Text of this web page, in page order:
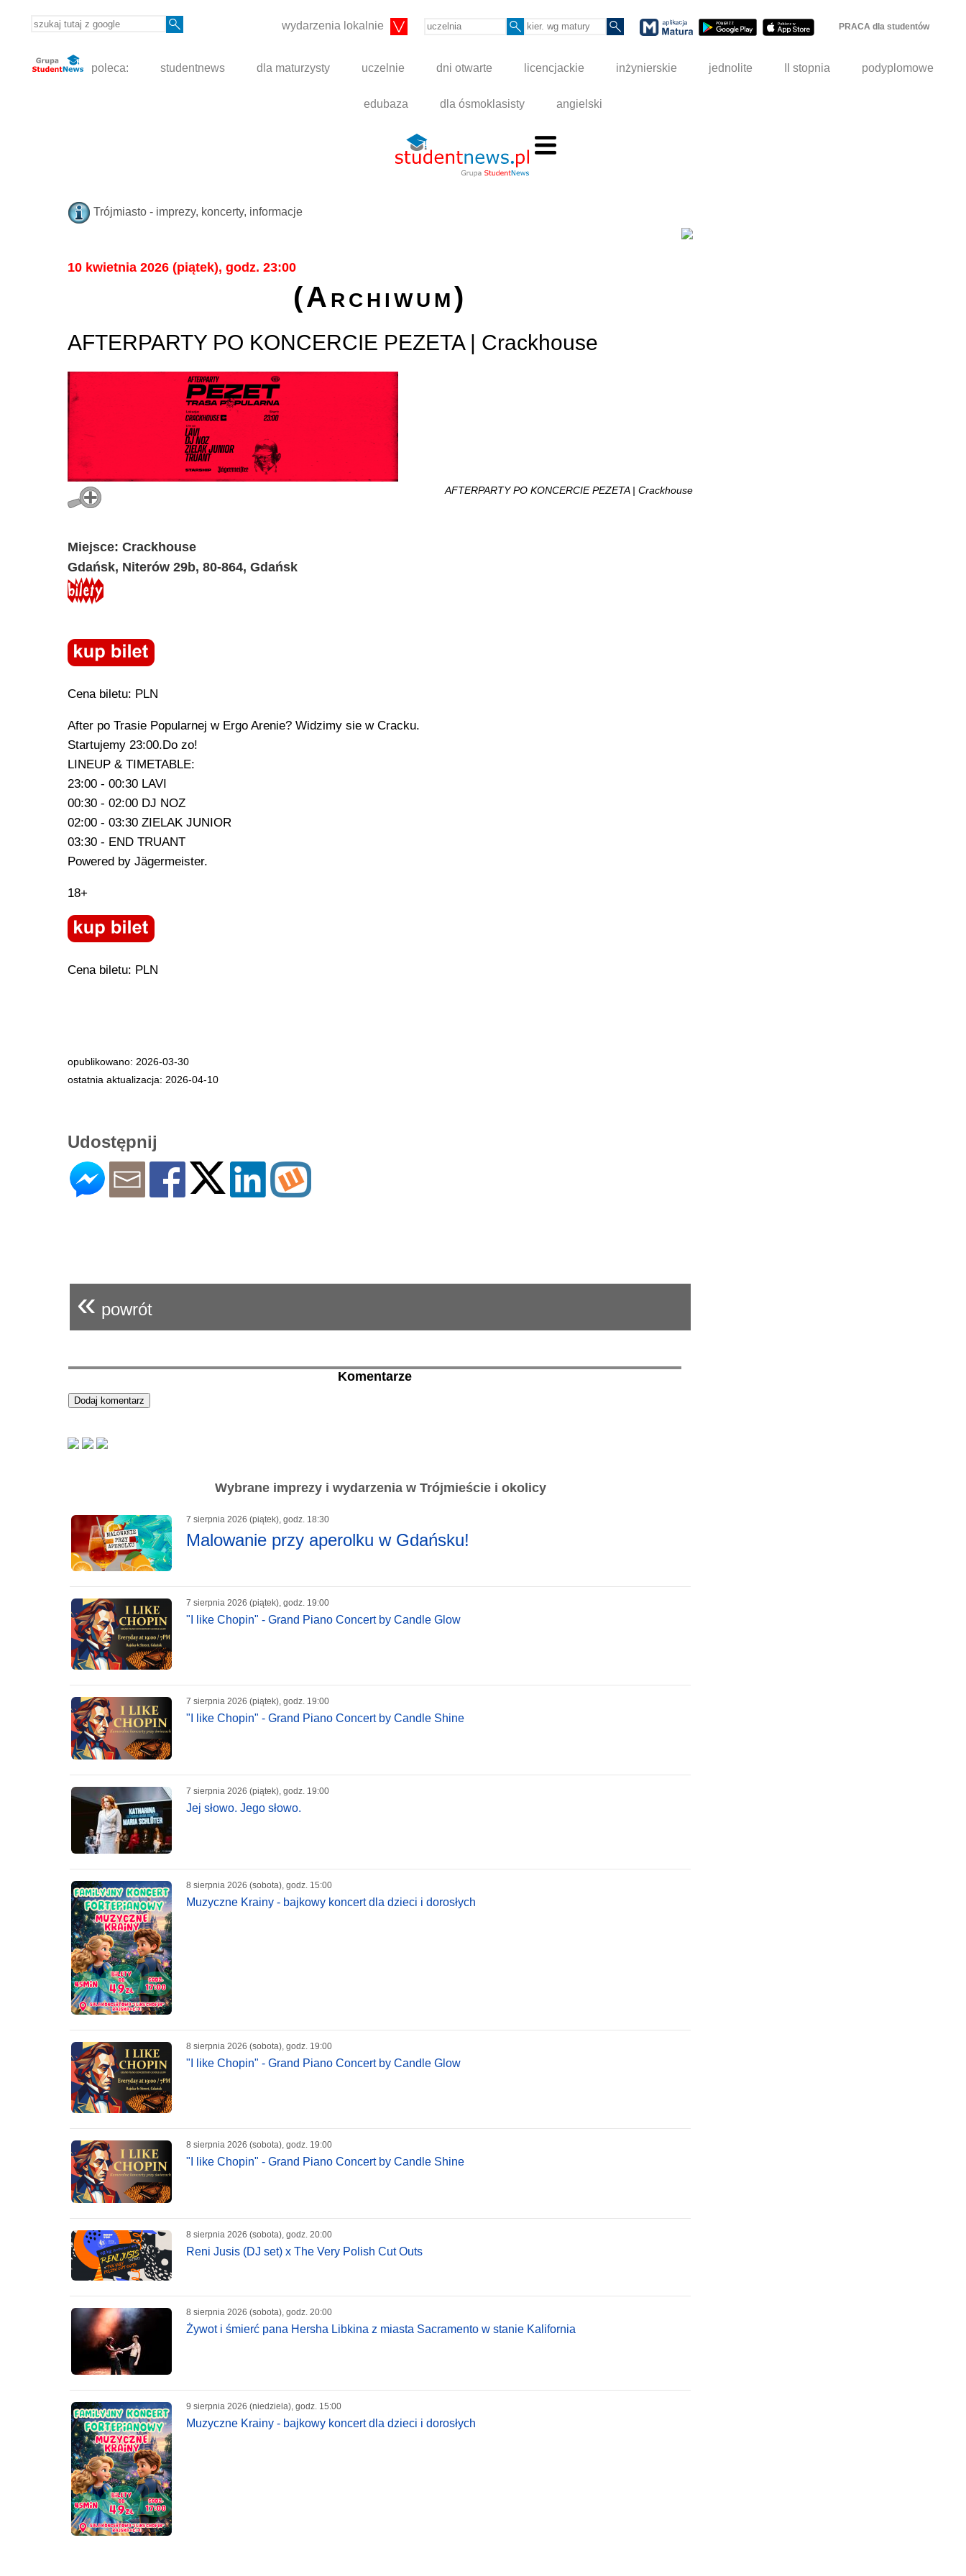
wydarzenia lokalnie PRACA dla studentów
poleca: studentnews dla maturzysty uczelnie dni otwarte licencjackie inżynierskie jednolite II stopnia podyplomowe
edubaza dla ósmoklasisty angielski
Trójmiasto - imprezy, koncerty, informacje
10 kwietnia 2026 (piątek), godz. 23:00
(Archiwum)
AFTERPARTY PO KONCERCIE PEZETA | Crackhouse
AFTERPARTY PO KONCERCIE PEZETA | Crackhouse
Miejsce: Crackhouse
Gdańsk, Niterów 29b, 80-864, Gdańsk
Cena biletu: PLN
After po Trasie Popularnej w Ergo Arenie? Widzimy sie w Cracku.
Startujemy 23:00.Do zo!
LINEUP & TIMETABLE:
23:00 - 00:30 LAVI
00:30 - 02:00 DJ NOZ
02:00 - 03:30 ZIELAK JUNIOR
03:30 - END TRUANT
Powered by Jägermeister.
18+
Cena biletu: PLN
opublikowano: 2026-03-30
ostatnia aktualizacja: 2026-04-10
Udostępnij
« powrót
Komentarze
Wybrane imprezy i wydarzenia w Trójmieście i okolicy
7 sierpnia 2026 (piątek), godz. 18:30
Malowanie przy aperolku w Gdańsku!
7 sierpnia 2026 (piątek), godz. 19:00
"I like Chopin" - Grand Piano Concert by Candle Glow
7 sierpnia 2026 (piątek), godz. 19:00
"I like Chopin" - Grand Piano Concert by Candle Shine
7 sierpnia 2026 (piątek), godz. 19:00
Jej słowo. Jego słowo.
8 sierpnia 2026 (sobota), godz. 15:00
Muzyczne Krainy - bajkowy koncert dla dzieci i dorosłych
8 sierpnia 2026 (sobota), godz. 19:00
"I like Chopin" - Grand Piano Concert by Candle Glow
8 sierpnia 2026 (sobota), godz. 19:00
"I like Chopin" - Grand Piano Concert by Candle Shine
8 sierpnia 2026 (sobota), godz. 20:00
Reni Jusis (DJ set) x The Very Polish Cut Outs
8 sierpnia 2026 (sobota), godz. 20:00
Żywot i śmierć pana Hersha Libkina z miasta Sacramento w stanie Kalifornia
9 sierpnia 2026 (niedziela), godz. 15:00
Muzyczne Krainy - bajkowy koncert dla dzieci i dorosłych